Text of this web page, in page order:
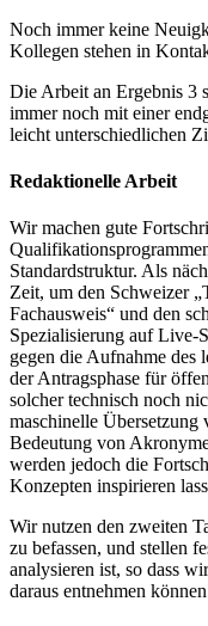
Noch immer keine
Kollegen stehen in
Die Arbeit an Ergebnis 3
immer noch mit einer
leicht unterschiedlichen
Redaktionelle Arbeit
Wir machen gute
Standardstruktur. Als
Zeit, um den Schweizer
Fachausweis“ und den
Spezialisierung auf Live-
gegen die Aufnahme des
der Antragsphase für
solcher technisch noch
maschinelle Übersetzung
Bedeutung von
werden jedoch die
Konzepten inspirieren
Wir nutzen den zweiten
zu befassen, und stellen
analysieren ist, so dass
daraus entnehmen